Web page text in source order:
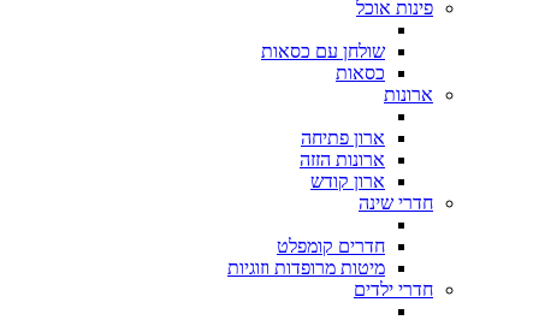
פינות אוכל
שולחן עם כסאות
כסאות
ארונות
ארון פתיחה
ארונות הזזה
ארון קודש
חדרי שינה
חדרים קומפלט
מיטות מרופדות וזוגיות
חדרי ילדים